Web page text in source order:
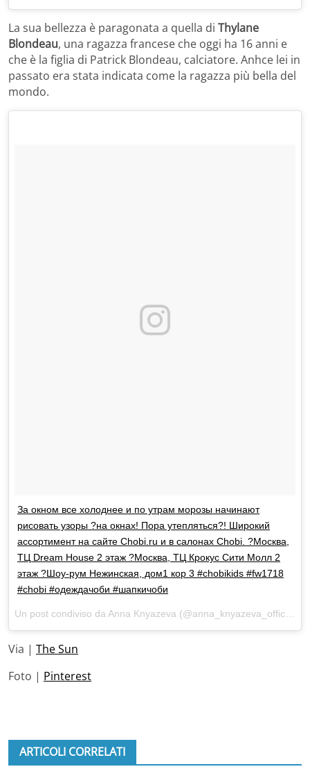
La sua bellezza è paragonata a quella di Thylane
Blondeau, una ragazza francese che oggi ha 16 anni e
che è la figlia di Patrick Blondeau, calciatore. Anhce lei in
passato era stata indicata come la ragazza più bella del
mondo.
За окном все холоднее и по утрам морозы начинают
рисовать узоры ?на окнах! Пора утепляться?! Широкий
ассортимент на сайте Chobi.ru и в салонах Chobi. ?Москва,
ТЦ Dream House 2 этаж ?Москва, ТЦ Крокус Сити Молл 2
этаж ?Шоу-рум Нежинская, дом1 кор 3 #chobikids #fw1718
#chobi #одеждачоби #шапкичоби
Un post condiviso da Anna Knyazeva (@anna_knyazeva_official) in data:
Via | The Sun
Foto | Pinterest
ARTICOLI CORRELATI